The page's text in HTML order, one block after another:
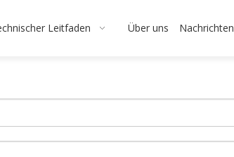
Leitfaden Über uns Nachrichten